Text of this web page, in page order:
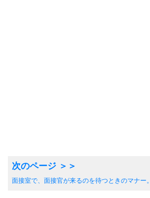
面接室で、面接官が来るのを待つときのマナー。